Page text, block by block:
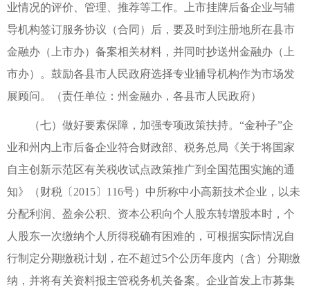
业情况的评价、管理、推荐等工作。上市挂牌后备企业与辅
导机构签订服务协议（合同）后，要及时到注册地所在县市
金融办（上市办）备案相关材料，并同时抄送州金融办（上
市办）。鼓励各县市人民政府选择专业辅导机构作为市场发
展顾问。（责任单位：州金融办，各县市人民政府）
（七）做好要素保障，加强专项政策扶持。“金种子”企
业和州内上市后备企业符合财政部、税务总局《关于将国家
自主创新示范区有关税收试点政策推广到全国范围实施的通
知》（财税〔2015〕116号）中所称中小高新技术企业，以未
分配利润、盈余公积、资本公积向个人股东转增股本时，个
人股东一次缴纳个人所得税确有困难的，可根据实际情况自
行制定分期缴税计划，在不超过5个公历年度内（含）分期缴
纳，并将有关资料报主管税务机关备案。企业首发上市募集